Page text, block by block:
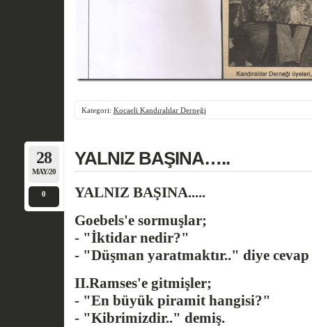
Kategori: Kocaeli Kandıralılar Derneği
28
MAY/20
0
YALNIZ BAŞINA…..
YALNIZ BAŞINA.....
Goebels'e sormuşlar;
- "İktidar nedir?"
- "Düşman yaratmaktır.." diye cevap
II.Ramses'e gitmişler;
- "En büyük piramit hangisi?"
- "Kibrimizdir.." demiş.